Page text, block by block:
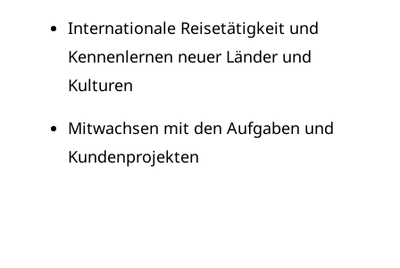
Internationale Reisetätigkeit und
Kennenlernen neuer Länder und
Kulturen
Mitwachsen mit den Aufgaben und
Kundenprojekten